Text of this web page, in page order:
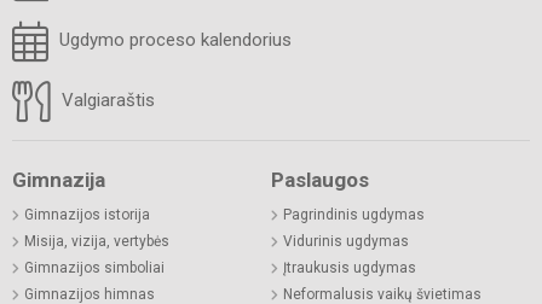
Ugdymo proceso kalendorius
Valgiaraštis
Gimnazija
Gimnazijos istorija
Misija, vizija, vertybės
Gimnazijos simboliai
Gimnazijos himnas
Paslaugos
Pagrindinis ugdymas
Vidurinis ugdymas
Įtraukusis ugdymas
Neformalusis vaikų švietimas